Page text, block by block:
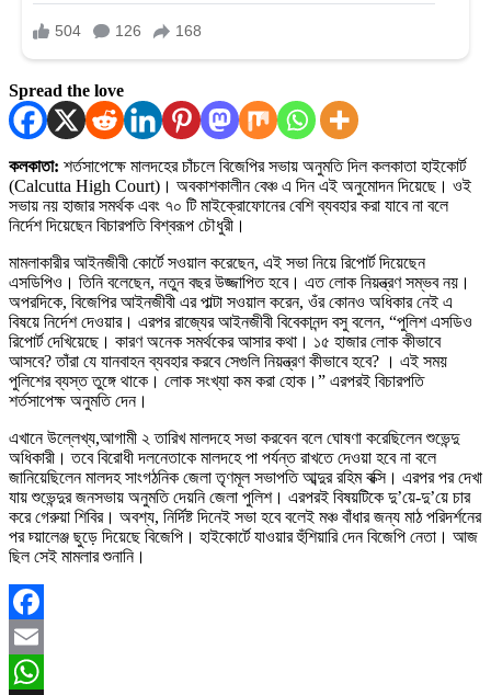
Spread the love
কলকাতা: শর্তসাপেক্ষে মালদহের চাঁচলে বিজেপির সভায় অনুমতি দিল কলকাতা হাইকোর্ট
(Calcutta High Court)। অবকাশকালীন বেঞ্চ এ দিন এই অনুমোদন দিয়েছে। ওই
সভায় নয় হাজার সমর্থক এবং ৭০ টি মাইক্রোফোনের বেশি ব্যবহার করা যাবে না বলে
নির্দেশ দিয়েছেন বিচারপতি বিশ্বরূপ চৌধুরী।
মামলাকারীর আইনজীবী কোর্টে সওয়াল করেছেন, এই সভা নিয়ে রিপোর্ট দিয়েছেন
এসডিপিও। তিনি বলেছেন, নতুন বছর উজ্জাপিত হবে। এত লোক নিয়ন্ত্রণ সম্ভব নয়।
অপরদিকে, বিজেপির আইনজীবী এর পাল্টা সওয়াল করেন, ওঁর কোনও অধিকার নেই এ
বিষয়ে নির্দেশ দেওয়ার। এরপর রাজ্যের আইনজীবী বিবেকানন্দ বসু বলেন, “পুলিশ এসডিও
রিপোর্ট দেখিয়েছে। কারণ অনেক সমর্থকের আসার কথা। ১৫ হাজার লোক কীভাবে
আসবে? তাঁরা যে যানবাহন ব্যবহার করবে সেগুলি নিয়ন্ত্রণ কীভাবে হবে? । এই সময়
পুলিশের ব্যস্ত তুঙ্গে থাকে। লোক সংখ্যা কম করা হোক।” এরপরই বিচারপতি
শর্তসাপেক্ষ অনুমতি দেন।
এখানে উল্লেখ্য,আগামী ২ তারিখ মালদহে সভা করবেন বলে ঘোষণা করেছিলেন শুভেন্দু
অধিকারী। তবে বিরোধী দলনেতাকে মালদহে পা পর্যন্ত রাখতে দেওয়া হবে না বলে
জানিয়েছিলেন মালদহ সাংগঠনিক জেলা তৃণমূল সভাপতি আব্দুর রহিম বক্সি। এরপর পর দেখা
যায় শুভেন্দুর জনসভায় অনুমতি দেয়নি জেলা পুলিশ। এরপরই বিষয়টিকে দু’য়ে-দু’য়ে চার
করে গেরুয়া শিবির। অবশ্য, নির্দিষ্ট দিনেই সভা হবে বলেই মঞ্চ বাঁধার জন্য মাঠ পরিদর্শনের
পর চ্য়ালেঞ্জ ছুড়ে দিয়েছে বিজেপি। হাইকোর্টে যাওয়ার হুঁশিয়ারি দেন বিজেপি নেতা। আজ
ছিল সেই মামলার শুনানি।
Facebook
Email